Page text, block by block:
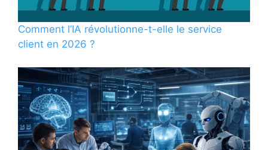
Comment l’IA révolutionne-t-elle le service
client en 2026 ?